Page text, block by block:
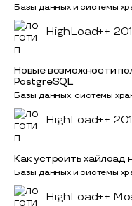
Базы данных и системы
HighLoad++
Новые возможности
PostgreSQL
Базы данных, системы
HighLoad++
Как устроить хайлоад
Базы данных и системы
HighLoad++